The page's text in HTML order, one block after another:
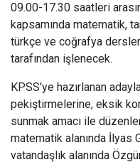
09.00-17.30 saatleri
kapsamında matematik,
türkçe ve coğrafya
tarafından işlenecek.
KPSS'ye hazırlanan
pekiştirmelerine, eksik
sunmak amacı ile
matematik alanında İlyas
vatandaşlık alanında